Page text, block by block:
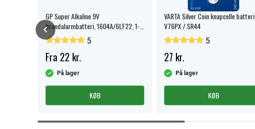
GP Super Alkaline 9V
brandalarmbatteri, 1604A/6LF22, 1-
pak.
5
Fra 22 kr.
På lager
KØB
VARTA Silver Coin knapcelle batteri
V76PX / SR44
5
27 kr.
På lager
KØB
Item